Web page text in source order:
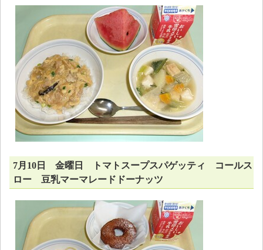
7月10日 金曜日 トマトスープスパゲッティ コールス
ロー 豆乳マーマレードドーナッツ